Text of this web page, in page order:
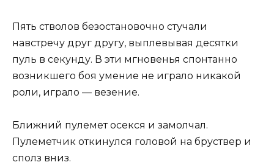
Пять стволов безостановочно стучали
навстречу друг другу, выплевывая десятки
пуль в секунду. В эти мгновенья спонтанно
возникшего боя умение не играло никакой
роли, играло — везение.
Ближний пулемет осекся и замолчал.
Пулеметчик откинулся головой на бруствер и
сполз вниз.